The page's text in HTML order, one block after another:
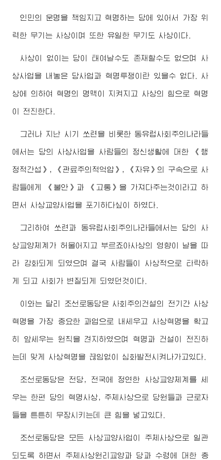
인민의 운명을 책임지고 혁명하는 당에 있어서 가장 위
력한 무기는 사상이며 또한 유일한 무기도 사상이다.
사상이 없이는 당이 태여날수도 존재할수도 없으며 사
상사업을 내놓은 당사업과 혁명투쟁이란 있을수 없다. 사
상에 의하여 혁명의 명맥이 지켜지고 사상의 힘으로 혁명
이 전진한다.
그러나 지난 시기 쏘련을 비롯한 동유럽사회주의나라들
에서는 당의 사상사업을 사람들의 정신생활에 대한 《행
정적간섭》, 《관료주의적억압》, 《자유》의 구속으로 사
람들에게 《불안》과 《고통》을 가져다주는것이라고 하
면서 사상교양사업을 포기하다싶이 하였다.
그리하여 쏘련과 동유럽사회주의나라들에서는 당의 사
상교양체계가 허물어지고 부르죠아사상의 영향이 날을 따
라 강화되게 되였으며 결국 사람들이 사상적으로 타락하
게 되고 사회가 변질되게 되였던것이다.
이와는 달리 조선로동당은 사회주의건설의 전기간 사상
혁명을 가장 중요한 과업으로 내세우고 사상혁명을 확고
히 앞세우는 원칙을 견지하였으며 혁명과 건설이 전진하
는데 맞게 사상혁명을 끊임없이 심화발전시켜나가고있다.
조선로동당은 전당, 전국에 정연한 사상교양체계를 세
우는 한편 당의 혁명사상, 주체사상으로 당원들과 근로자
들을 튼튼히 무장시키는데 큰 힘을 넣고있다.
조선로동당은 모든 사상교양사업이 주체사상으로 일관
되도록 하면서 주체사상원리교양과 당과 수령에 대한 충